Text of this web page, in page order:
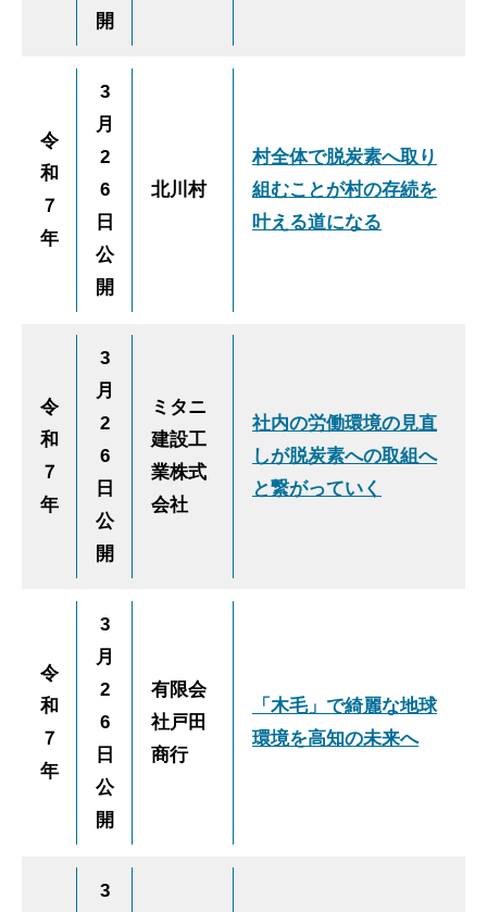
開
令
和
７
年
3
月
2
6
日
公
開
北川村
村全体で脱炭素へ取り
組むことが村の存続を
叶える道になる
令
和
７
年
3
月
2
6
日
公
開
ミタニ
建設工
業株式
会社
社内の労働環境の見直
しが脱炭素への取組へ
と繋がっていく
令
和
７
年
3
月
2
6
日
公
開
有限会
社戸田
商行
「木毛」で綺麗な地球
環境を高知の未来へ
3